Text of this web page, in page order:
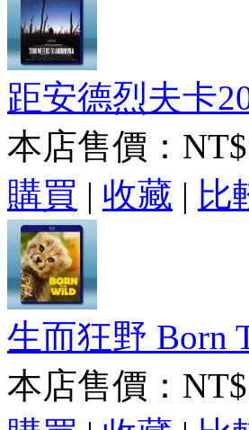
距安德烈夫卡
本店售價：
購買 | 收藏 | 比
生而狂野 Born
本店售價：